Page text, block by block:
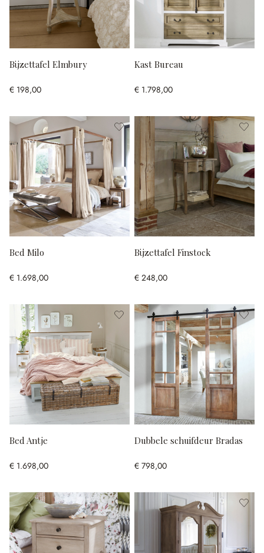
Bijzettafel Elmbury
€ 198,00
Kast Bureau
€ 1.798,00
Bed Milo
€ 1.698,00
Bijzettafel Finstock
€ 248,00
Bed Antje
€ 1.698,00
Dubbele schuifdeur Bradas
€ 798,00